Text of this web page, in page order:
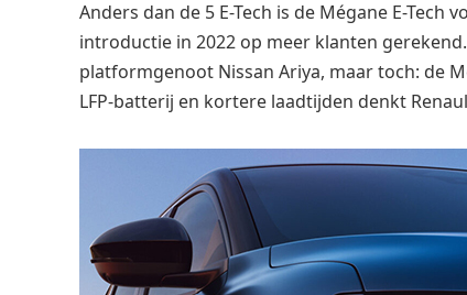
Anders dan de 5 E-Tech is de Mégane E-
introductie in 2022 op meer klanten
platformgenoot Nissan Ariya, maar toch: de
LFP-batterij en kortere laadtijden denkt